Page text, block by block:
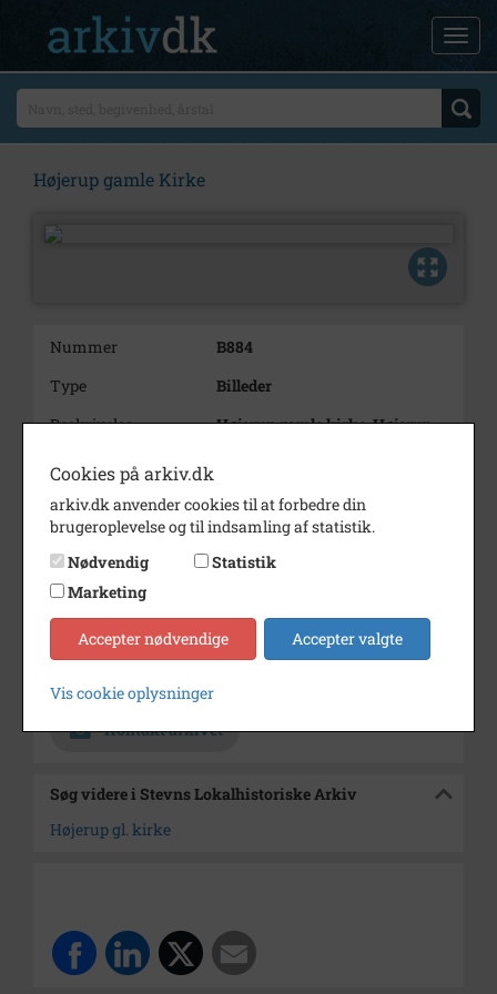
Højerup gamle Kirke
Nummer
B884
Type
Billeder
Beskrivelse
Højerup gamle kirke, Højerup
Periode
Fotograf
Ukendt
Størrelse
9 x 14
Materiale
Se på kort
Kontakt arkivet
Søg videre i Stevns Lokalhistoriske Arkiv
Højerup gl. kirke
Cookies på arkiv.dk
arkiv.dk anvender cookies til at forbedre din
brugeroplevelse og til indsamling af statistik.
Nødvendig
Statistik
Marketing
Accepter nødvendige Accepter valgte
Vis cookie oplysninger